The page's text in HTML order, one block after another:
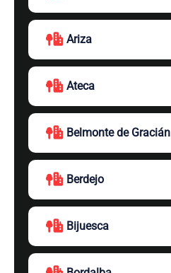
Ariza
Ateca
Belmonte de Gracián
Berdejo
Bijuesca